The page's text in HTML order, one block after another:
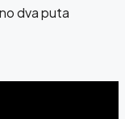
dva puta